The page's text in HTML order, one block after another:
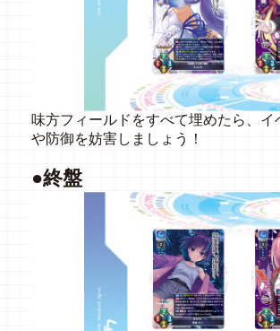
味方フィールドをすべて埋めたら、
や防御を妨害しましょう！
●終盤